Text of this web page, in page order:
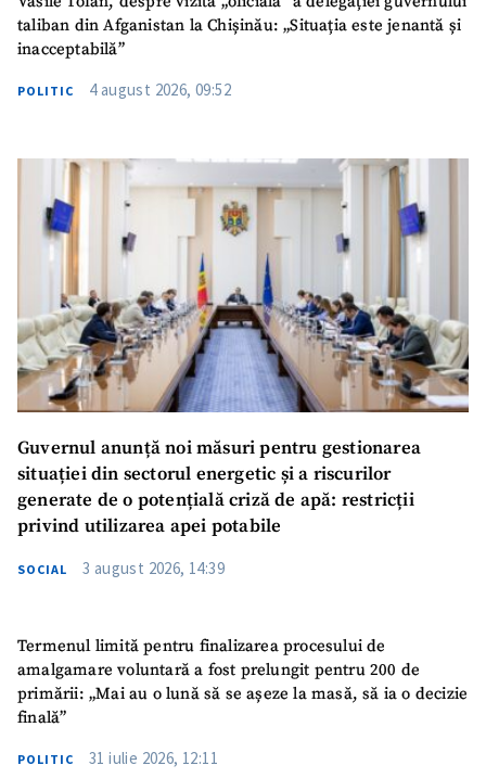
taliban din Afganistan la Chișinău: „Situația este jenantă și
inacceptabilă”
POLITIC 4 august 2026, 09:52
Guvernul anunță noi măsuri pentru gestionarea
situației din sectorul energetic și a riscurilor
generate de o potențială criză de apă: restricții
privind utilizarea apei potabile
SOCIAL 3 august 2026, 14:39
Termenul limită pentru finalizarea procesului de
amalgamare voluntară a fost prelungit pentru 200 de
primării: „Mai au o lună să se așeze la masă, să ia o decizie
finală”
POLITIC 31 iulie 2026, 12:11